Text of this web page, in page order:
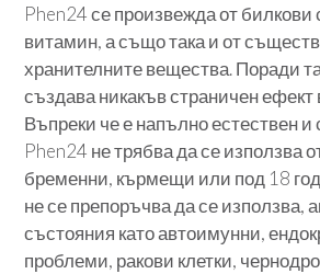
Phen24 се произвежда от билкови
витамин, а също така и от
хранителните вещества. Поради
създава никакъв страничен ефект
Въпреки че е напълно естествен и
Phen24 не трябва да се използва
бременни, кърмещи или под 18
не се препоръчва да се използва,
състояния като автоимунни,
проблеми, ракови клетки,